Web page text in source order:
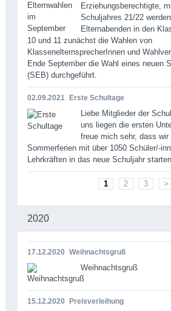
Erziehungsberechtigte,
Schuljahres 21/22
Elternabenden in den
10 und 11 zunächst die Wahlen von
KlassenelternsprecherInnen und
Ende September die Wahl eines neuen
(SEB) durchgeführt.
02.09.2021 Erste Schultage
Liebe Mitglieder der
uns liegen die ersten
freue mich sehr, dass wir
Sommerferien mit über 1050 Schüler/-
Lehrkräften in das neue Schuljahr
1 2 3 >
2020
17.12.2020 Weihnachtsgruß
Weihnachtsgruß
15.12.2020 Preisverleihung